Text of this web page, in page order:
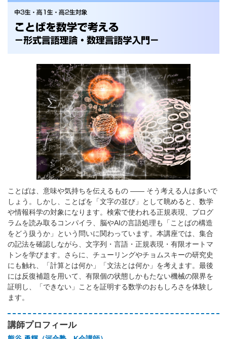
ことばは、意味や気持ちを伝えるもの ―― そう考える人は多いで
しょう。しかし、ことばを「文字の並び」として眺めると、数学
や情報科学の対象になります。検索で使われる正規表現、プログ
ラムを読み取るコンパイラ、脳やAIの言語処理も「ことばの構造
をどう扱うか」という問いに関わっています。本講座では、集合
の記法を確認しながら、文字列・言語・正規表現・有限オートマ
トンを学びます。さらに、チューリングやチョムスキーの研究史
にも触れ、「計算とは何か」「文法とは何か」を考えます。最後
には反復補題を用いて、有限個の状態しかもたない機械の限界を
証明し、「できない」ことを証明する数学のおもしろさを体験し
ます。
講師プロフィール